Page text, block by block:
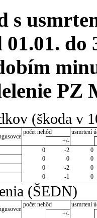
s
do
PZ
(škoda v
počet nehôd
usmrtení
+/-
0 -2
0
0 0
0
0 -2
0
0 -1 0
(ŠEDN)
počet nehôd
usmrtení
+/-